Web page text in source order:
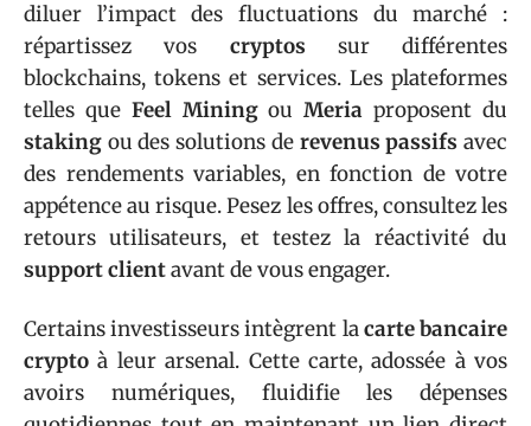
diluer l’impact des fluctuations du marché :
répartissez vos cryptos sur différentes
blockchains, tokens et services. Les plateformes
telles que Feel MiningouMeria proposent du
staking ou des solutions de revenus passifs avec
des rendements variables, en fonction de votre
appétence au risque. Pesez les offres, consultez les
retours utilisateurs, et testez la réactivité du
support clientavant de vous engager.
Certains investisseurs intègrent lacarte bancaire
crypto à leur arsenal. Cette carte, adossée à vos
avoirs numériques, fluidifie les dépenses